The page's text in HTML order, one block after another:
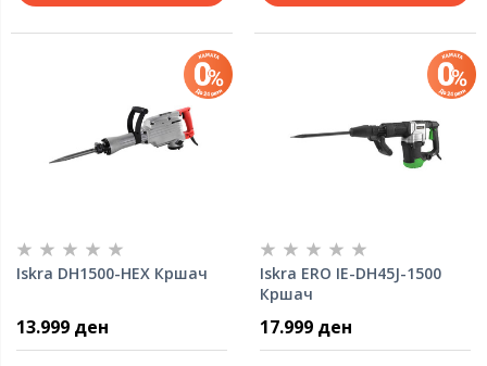
Iskra DH1500-HEX Кршач
13.999 ден
Iskra ERO IE-DH45J-1500
Кршач
17.999 ден